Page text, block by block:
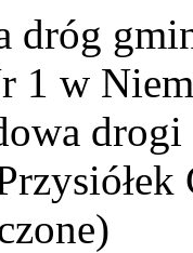
dróg
1 w